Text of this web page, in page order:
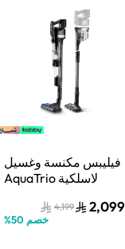
فيليبس مكنسة وغسيل
لاسلكية AquaTrio
شفط وغسيل | تنظيف
2,099
4,199
خصم 50
%